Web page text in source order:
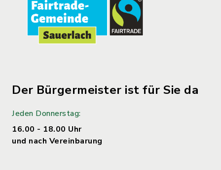
Der Bürgermeister ist für Sie da
Jeden Donnerstag:
16.00 - 18.00 Uhr
und nach Vereinbarung